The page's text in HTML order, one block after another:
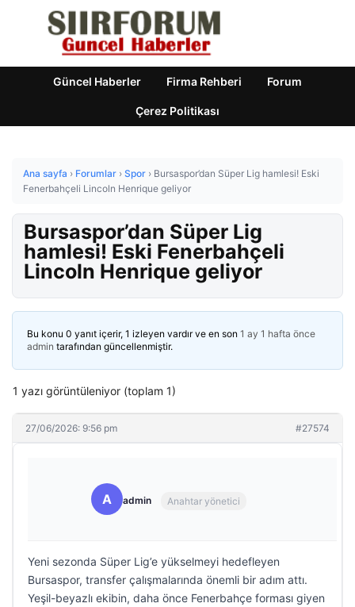
Güncel Haberler Firma Rehberi Forum
Çerez Politikası
Ana sayfa › Forumlar › Spor › Bursaspor’dan Süper Lig hamlesi! Eski
Fenerbahçeli Lincoln Henrique geliyor
Bursaspor’dan Süper Lig
hamlesi! Eski Fenerbahçeli
Lincoln Henrique geliyor
Bu konu 0 yanıt içerir, 1 izleyen vardır ve en son 1 ay 1 hafta önce
admin tarafından güncellenmiştir.
1 yazı görüntüleniyor (toplam 1)
27/06/2026: 9:56 pm #27574
A admin Anahtar yönetici
Yeni sezonda Süper Lig’e yükselmeyi hedefleyen
Bursaspor, transfer çalışmalarında önemli bir adım attı.
Yeşil-beyazlı ekibin, daha önce Fenerbahçe forması giyen